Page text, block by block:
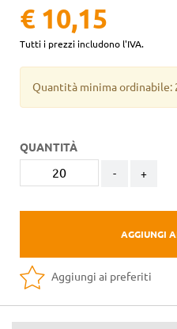
€ 10,15
Tutti i prezzi includono l'IVA.
Quantità minima ordinabile:
QUANTITÀ
- +
AGGIUNGI
Aggiungi ai preferiti